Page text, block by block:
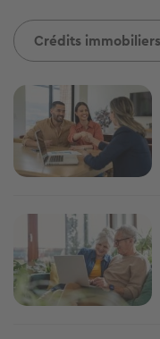
Crédits
Image